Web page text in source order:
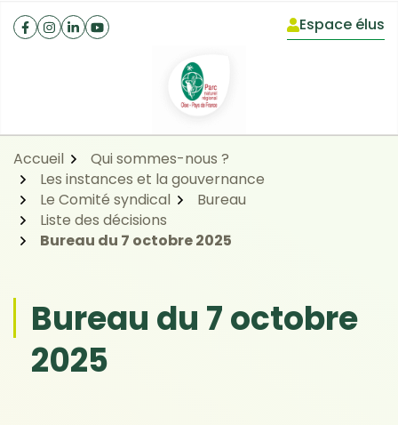
Aller
Aller
au
Aller
au Facebook
(ouverture dans un nouvel onglet)
Instagram
(ouverture dans un nouvel onglet)
Linkedin
(ouverture dans un nouvel onglet)
YouTube
(ouverture dans un nouvel onglet)Espace élus
(ouverture
Accueil
Qui sommes-nous ?
Les instances et la gouvernance
Le Comité syndical
Bureau
Liste des décisions
Bureau du 7 octobre 2025
Bureau du 7 octobre
2025